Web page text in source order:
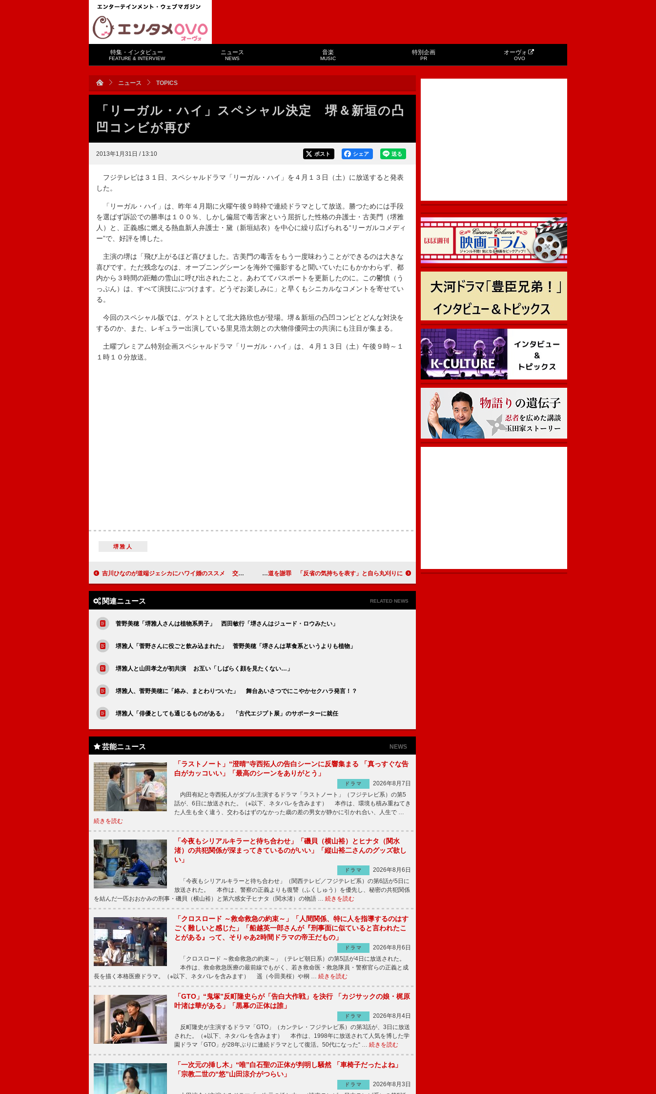
特集・インタビュー
FEATURE & INTERVIEW
ニュース
NEWS
音楽
MUSIC
特別企画
PR
オーヴォ
OVO
ニュース TOPICS
「リーガル・ハイ」スペシャル決定 堺＆新垣の凸
凹コンビが再び
2013年1月31日 / 13:10 送る
シェア
ポスト
フジテレビは３１日、スペシャルドラマ「リーガル・ハイ」を４月１３日（土）に放送すると発表
した。
「リーガル・ハイ」は、昨年４月期に火曜午後９時枠で連続ドラマとして放送。勝つためには手段
を選ばず訴訟での勝率は１００％、しかし偏屈で毒舌家という屈折した性格の弁護士・古美門（堺雅
人）と、正義感に燃える熱血新人弁護士・黛（新垣結衣）を中心に繰り広げられる“リーガルコメディ
ー”で、好評を博した。
主演の堺は「飛び上がるほど喜びました。古美門の毒舌をもう一度味わうことができるのは大きな
喜びです。ただ残念なのは、オープニングシーンを海外で撮影すると聞いていたにもかかわらず、都
内から３時間の距離の雪山に呼び出されたこと。あわててパスポートを更新したのに。この鬱憤（う
っぷん）は、すべて演技にぶつけます。どうぞお楽しみに」と早くもシニカルなコメントを寄せてい
る。
今回のスペシャル版では、ゲストとして北大路欣也が登場。堺＆新垣の凸凹コンビとどんな対決を
するのか、また、レギュラー出演している里見浩太朗との大物俳優同士の共演にも注目が集まる。
土曜プレミアム特別企画スペシャルドラマ「リーガル・ハイ」は、４月１３日（土）午後９時～１
１時１０分放送。
堺雅人
吉川ひなのが道端ジェシカにハワイ婚のススメ 交際質問には笑顔 ＡＫＢ峯岸みなみ、お泊り報道を謝罪 「反省の気持ちを表す」と自ら丸刈りに
関連ニュース RELATED NEWS
菅野美穂「堺雅人さんは植物系男子」 西田敏行「堺さんはジュード・ロウみたい」
堺雅人「菅野さんに役ごと飲み込まれた」 菅野美穂「堺さんは草食系というよりも植物」
堺雅人と山田孝之が初共演 お互い「しばらく顔を見たくない…」
堺雅人、菅野美穂に「絡み、まとわりついた」 舞台あいさつでにこやかセクハラ発言！？
堺雅人「俳優としても通じるものがある」 「古代エジプト展」のサポーターに就任
芸能ニュース NEWS
「ラストノート」“澄晴”寺西拓人の告白シーンに反響集まる 「真っすぐな告
白がカッコいい」「最高のシーンをありがとう」
ドラマ
2026年8月7日
内田有紀と寺西拓人がダブル主演するドラマ「ラストノート」（フジテレビ系）の第5
話が、6日に放送された。（※以下、ネタバレを含みます） 本作は、環境も積み重ねてき
た人生も全く違う、交わるはずのなかった歳の差の男女が静かに引かれ合い、人生で …
続きを読む
「今夜もシリアルキラーと待ち合わせ」「磯貝（横山裕）とヒナタ（関水
渚）の共犯関係が深まってきているのがいい」「縦山裕二さんのグッズ欲し
い」
ドラマ
2026年8月6日
「今夜もシリアルキラーと待ち合わせ」（関西テレビ／フジテレビ系）の第6話が5日に
放送された。 本作は、警察の正義よりも復讐（ふくしゅう）を優先し、秘密の共犯関係
を結んだ一匹おおかみの刑事・磯貝（横山裕）と第六感女子ヒナタ（関水渚）の物語 … 続きを読む
「クロスロード ～救命救急の約束～」「人間関係、特に人を指導するのはす
ごく難しいと感じた」「船越英一郎さんが『刑事面に似ていると言われたこ
とがある』って、そりゃあ2時間ドラマの帝王だもの」
ドラマ
2026年8月6日
「クロスロード ～救命救急の約束～」（テレビ朝日系）の第5話が4日に放送された。
本作は、救命救急医療の最前線でもがく、若き救命医・救急隊員・警察官らの正義と成
長を描く本格医療ドラマ。（※以下、ネタバレを含みます） 遥（今田美桜）や桐 … 続きを読む
「GTO」“鬼塚”反町隆史らが「告白大作戦」を決行 「カジサックの娘・梶原
叶渚は華がある」「黒幕の正体は誰」
ドラマ
2026年8月4日
反町隆史が主演するドラマ「GTO」（カンテレ・フジテレビ系）の第3話が、3日に放送
された。（※以下、ネタバレを含みます） 本作は、1998年に放送されて人気を博した学
園ドラマ「GTO」が28年ぶりに連続ドラマとして復活。50代になった“ … 続きを読む
「一次元の挿し木」“唯”白石聖の正体が判明し騒然 「車椅子だったよね」
「宗教二世の“悠”山田涼介がつらい」
ドラマ
2026年8月3日